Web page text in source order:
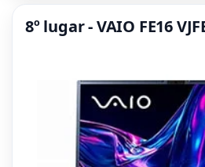
8º lugar - VAIO FE16